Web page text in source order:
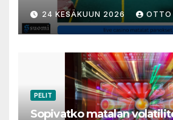
varakkaita harrastajia
24 KESÄKUUN 2026 OTTO
PELIT
Sopivatko matalan